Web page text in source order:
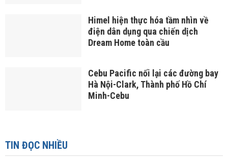
Himel hiện thực hóa tầm nhìn về
điện dân dụng qua chiến dịch
Dream Home toàn cầu
Cebu Pacific nối lại các đường bay
Hà Nội-Clark, Thành phố Hồ Chí
Minh-Cebu
TIN ĐỌC NHIỀU